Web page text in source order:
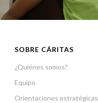
SOBRE CÁRITAS
¿Quiénes somos?
Equipo
Orientaciones estratégicas